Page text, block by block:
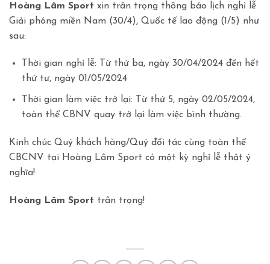
Hoàng Lâm Sport xin trân trọng thông báo lịch nghỉ lễ
Giải phóng miền Nam (30/4), Quốc tế lao động (1/5) như
sau:
Thời gian nghỉ lễ: Từ thứ ba, ngày 30/04/2024 đến hết
thứ tư, ngày 01/05/2024
Thời gian làm việc trở lại: Từ thứ 5, ngày 02/05/2024,
toàn thể CBNV quay trở lại làm việc bình thường.
Kính chúc Quý khách hàng/Quý đối tác cùng toàn thể
CBCNV tại Hoàng Lâm Sport có một kỳ nghỉ lễ thật ý
nghĩa!
Hoàng Lâm Sport trân trọng!